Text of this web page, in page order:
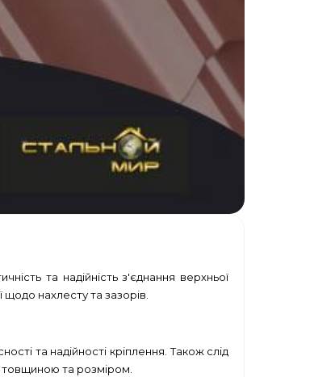
та надійність з'єднання верхньої
нахлесту та зазорів.
та надійності кріплення. Також слід
товщиною та розміром.